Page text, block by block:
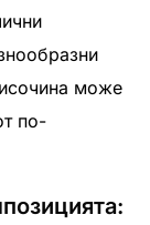
може
по-